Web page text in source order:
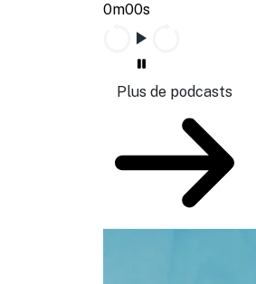
0m00s
Plus de podcasts